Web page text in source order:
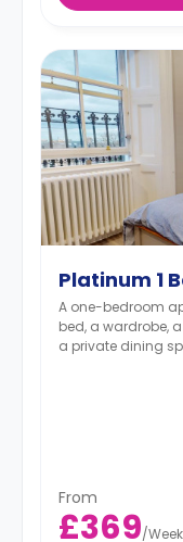
Platinum 1
A one-bedroom
bed, a wardrobe,
a private dining
From
£369/Week